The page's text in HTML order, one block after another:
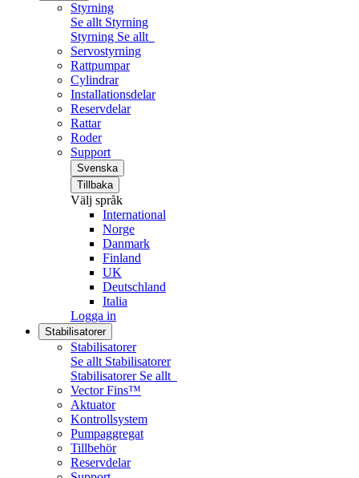
Styrning
Se allt Styrning
Styrning Se allt
Servostyrning
Rattpumpar
Cylindrar
Installationsdelar
Reservdelar
Rattar
Roder
Support
Svenska
Tillbaka
Välj språk
International
Norge
Danmark
Finland
UK
Deutschland
Italia
Logga in
Stabilisatorer
Stabilisatorer
Se allt Stabilisatorer
Stabilisatorer Se allt
Vector Fins™
Aktuator
Kontrollsystem
Pumpaggregat
Tillbehör
Reservdelar